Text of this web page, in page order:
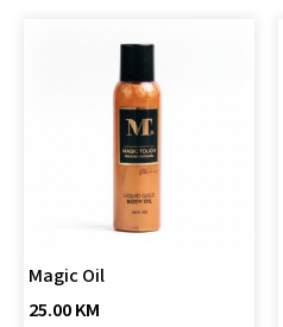
Magic Oil
25.00KM